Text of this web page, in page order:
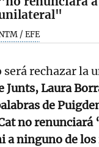
/ EFE
será rechazar la
Junts, Laura
de
no renunciará
a ninguno de los